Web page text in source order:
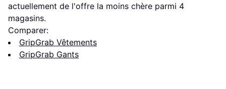
actuellement de l'offre la moins chère parmi 4
magasins.
Comparer:
GripGrab Vêtements
GripGrab Gants